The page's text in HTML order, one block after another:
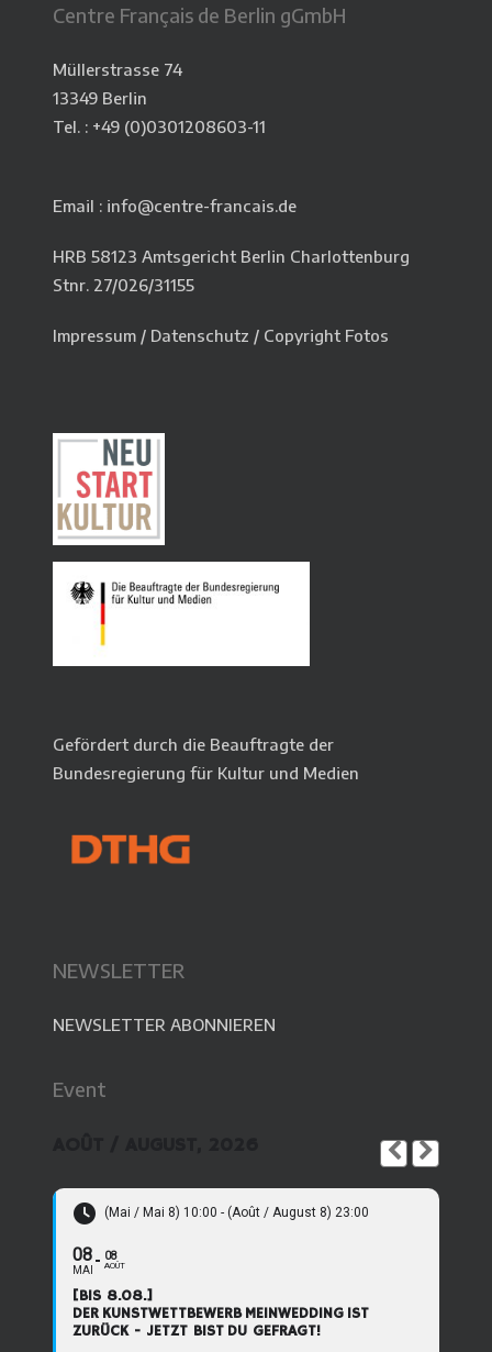
Centre Français de Berlin gGmbH
Müllerstrasse 74
13349 Berlin
Tel. : +49 (0)0301208603-11
Email : info@centre-francais.de
HRB 58123 Amtsgericht Berlin Charlottenburg
Stnr. 27/026/31155
Impressum / Datenschutz / Copyright Fotos
Gefördert durch die Beauftragte der
Bundesregierung für Kultur und Medien
NEWSLETTER
NEWSLETTER ABONNIEREN
Event
(Mai / Mai 8) 10:00 - (Août / August 8) 23:00
08
MAI
08
AOÛT
[BIS 8.08.]
DER KUNSTWETTBEWERB MEINWEDDING IST
ZURÜCK - JETZT BIST DU GEFRAGT!